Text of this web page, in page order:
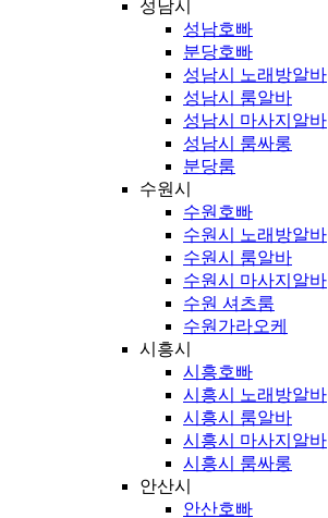
성남시
성남호빠
분당호빠
성남시 노래방알바
성남시 룸알바
성남시 마사지알바
성남시 룸싸롱
분당룸
수원시
수원호빠
수원시 노래방알바
수원시 룸알바
수원시 마사지알바
수원 셔츠룸
수원가라오케
시흥시
시흥호빠
시흥시 노래방알바
시흥시 룸알바
시흥시 마사지알바
시흥시 룸싸롱
안산시
안산호빠